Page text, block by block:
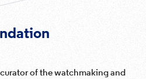
of the watchmaking and